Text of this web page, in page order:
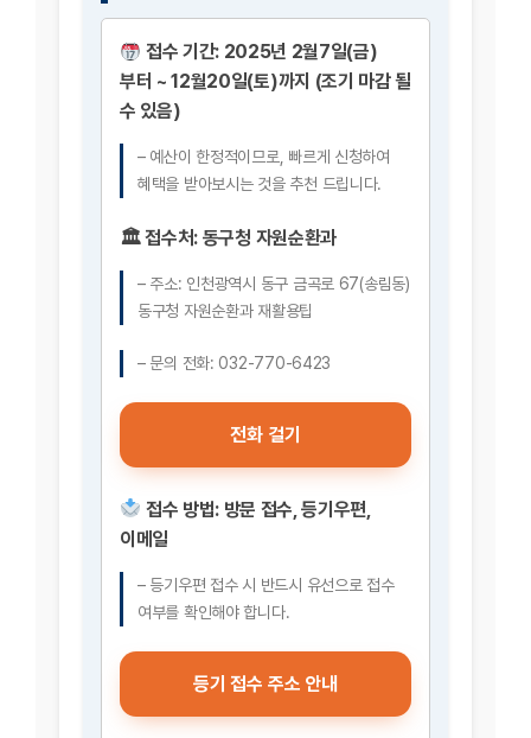
접수 기간: 2025년 2월7일(금)
부터 ~ 12월20일(토)까지 (조기 마감 될
수 있음)
– 예산이 한정적이므로, 빠르게 신청하여
혜택을 받아보시는 것을 추천 드립니다.
🏛접수처: 동구청 자원순환과
– 주소: 인천광역시 동구 금곡로 67(송림동)
동구청 자원순환과 재활용팁
– 문의 전화: 032-770-6423
전화 걸기
접수 방법: 방문 접수, 등기우편,
이메일
– 등기우편 접수 시 반드시 유선으로 접수
여부를 확인해야 합니다.
등기 접수 주소 안내